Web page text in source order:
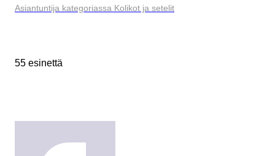
Asiantuntija kategoriassa Kolikot ja setelit
55 esinettä